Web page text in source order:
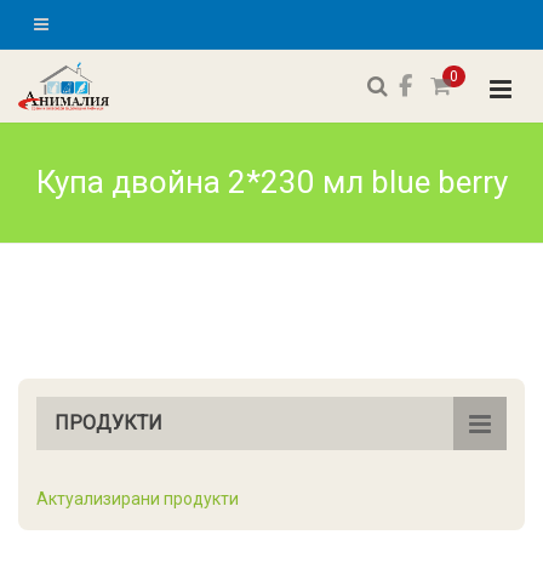
0
Купа двойна 2*230 мл blue berry
ПРОДУКТИ
Актуализирани продукти